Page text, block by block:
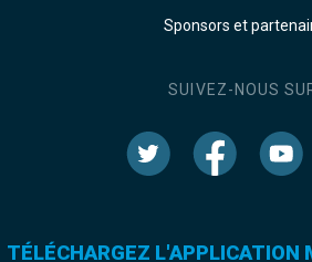
Sponsors et
SUIVEZ-NOUS
TÉLÉCHARGEZ L'APPLICATION